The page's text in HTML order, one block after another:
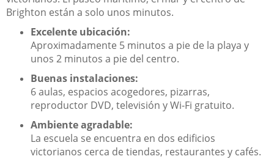
Brighton están a solo unos minutos.
Excelente ubicación:
Aproximadamente 5 minutos a pie de la playa y
unos 2 minutos a pie del centro.
Buenas instalaciones:
6 aulas, espacios acogedores, pizarras,
reproductor DVD, televisión y Wi-Fi gratuito.
Ambiente agradable:
La escuela se encuentra en dos edificios
victorianos cerca de tiendas, restaurantes y cafés.